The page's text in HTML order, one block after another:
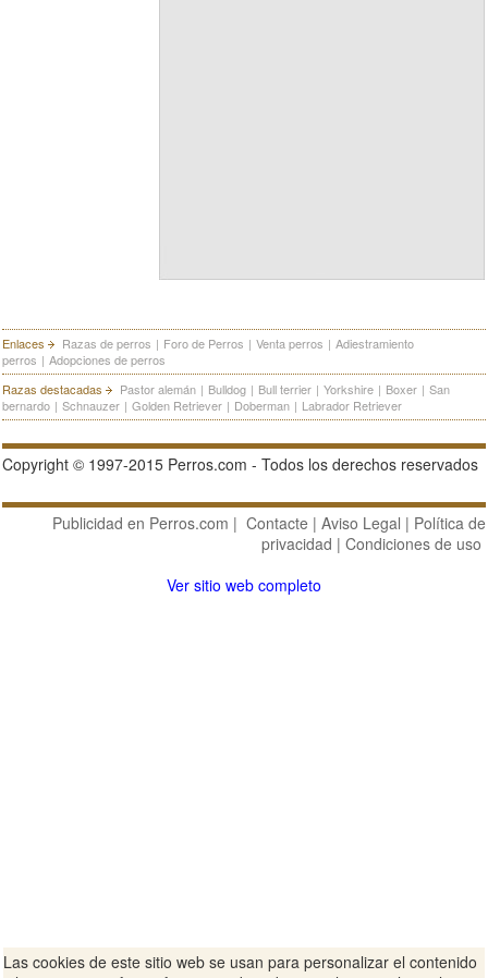
Enlaces Razas de perros | Foro de Perros | Venta perros | Adiestramiento
perros | Adopciones de perros
Razas destacadas
Pastor alemán | Bulldog | Bull terrier | Yorkshire | Boxer | San
bernardo | Schnauzer | Golden Retriever | Doberman | Labrador Retriever
Copyright © 1997-2015 Perros.com - Todos los derechos reservados
Publicidad en Perros.com | Contacte | Aviso Legal | Política de
privacidad | Condiciones de uso
Ver sitio web completo
Las cookies de este sitio web se usan para personalizar el contenido